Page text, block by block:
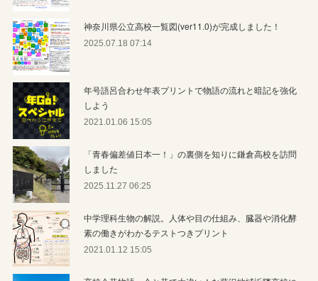
神奈川県公立高校一覧図(ver11.0)が完成しました！
2025.07.18 07:14
年号語呂合わせ年表プリントで物語の流れと暗記を強化
しよう
2021.01.06 15:05
「青春偏差値日本一！」の裏側を知りに鎌倉高校を訪問
しました
2025.11.27 06:25
中学理科生物の解説。人体や目の仕組み、臓器や消化酵
素の働きがわかるテストつきプリント
2021.01.12 15:05